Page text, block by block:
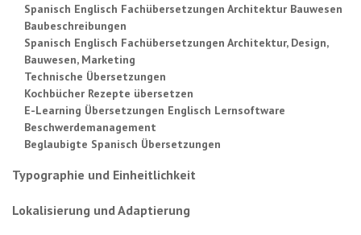
Spanisch Englisch Fachübersetzungen Architektur Bauwesen
Baubeschreibungen
Spanisch Englisch Fachübersetzungen Architektur, Design,
Bauwesen, Marketing
Technische Übersetzungen
Kochbücher Rezepte übersetzen
E-Learning Übersetzungen Englisch Lernsoftware
Beschwerdemanagement
Beglaubigte Spanisch Übersetzungen
Typographie und Einheitlichkeit
Lokalisierung und Adaptierung